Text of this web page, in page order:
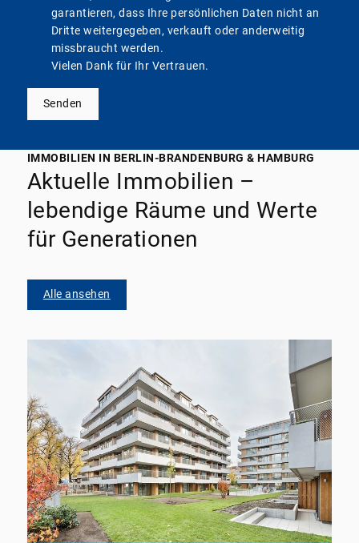
garantieren, dass Ihre persönlichen Daten nicht an
Dritte weitergegeben, verkauft oder anderweitig
missbraucht werden.
Vielen Dank für Ihr Vertrauen.
Senden
IMMOBILIEN IN BERLIN-BRANDENBURG & HAMBURG
Aktuelle Immobilien –
lebendige Räume und Werte
für Generationen
Alle ansehen